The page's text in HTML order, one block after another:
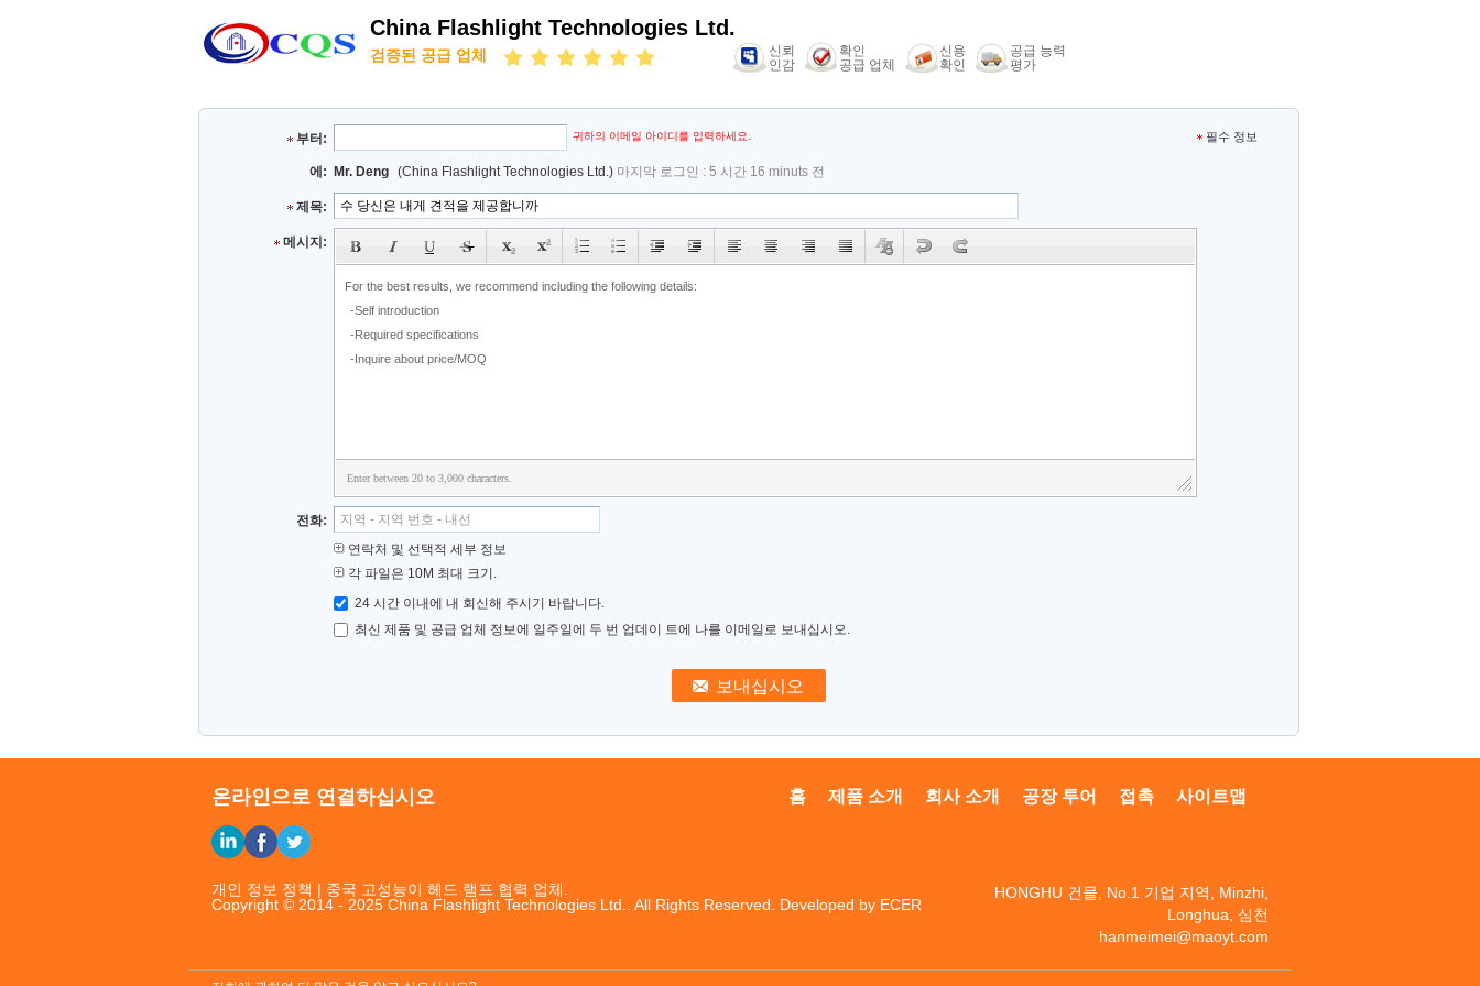
China Flashlight Technologies Ltd.
검증된 공급 업체
신뢰
인감
확인
공급 업체
신용
확인
공급 능력
평가
부터: 귀하의 이메일 아이디를 입력하세요. 필수 정보
에: Mr. Deng (China Flashlight Technologies Ltd.) 마지막 로그인 : 5 시간 16 minuts 전
제목:
subject
메시지:
Enter between 20 to 3,000 characters.
전화:
연락처 및 선택적 세부 정보
각 파일은 10M 최대 크기.
24 시간 이내에 내 회신해 주시기 바랍니다.
최신 제품 및 공급 업체 정보에 일주일에 두 번 업데이 트에 나를 이메일로 보내십시오.
온라인으로 연결하십시오 사이트맵
접촉
공장 투어
회사 소개
제품 소개
홈
개인 정보 정책 | 중국 고성능이 헤드 램프 협력 업체.
Copyright © 2014 - 2025 China Flashlight Technologies Ltd.. All Rights Reserved. Developed by ECER
HONGHU 건물, No.1 기업 지역, Minzhi,
Longhua, 심천
hanmeimei@maoyt.com